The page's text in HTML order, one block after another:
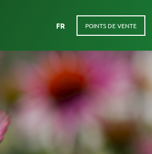
FR POINTS DE VENTE